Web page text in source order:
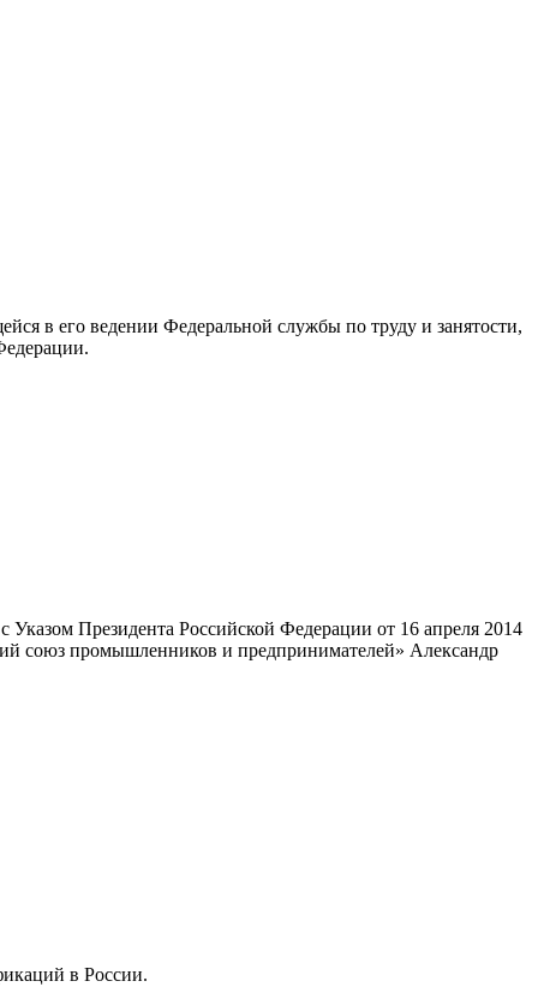
в его ведении Федеральной службы по труду и занятости,
Президента Российской Федерации от 16 апреля 2014
союз промышленников и предпринимателей» Александр
в России.